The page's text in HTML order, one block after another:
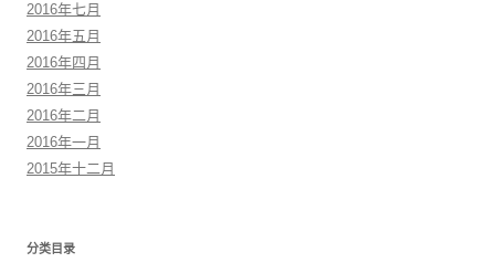
2016年七月
2016年五月
2016年四月
2016年三月
2016年二月
2016年一月
2015年十二月
分类目录